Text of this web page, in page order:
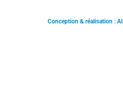
Conception & réalisation :